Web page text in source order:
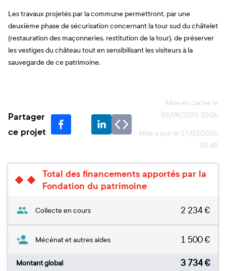
Les travaux projetés par la commune permettront, par une
deuxième phase de sécurisation concernant la tour sud du châtelet
(restauration des maçonneries, restitution de la tour), de préserver
les vestiges du château tout en sensibilisant les visiteurs à la
sauvegarde de ce patrimoine.
Partager
ce projet
Mise en cache le
06/08/2026 20:06
Mise à jour le 27/03/2026
02:48
Total des financements apportés par la
Fondation du patrimoine
Collecte en cours 2 234€
Mécénat et autres aides 1 500€
Montant global 3 734€